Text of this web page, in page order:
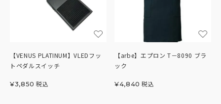
【VENUS PLATINUM】VLEDフッ
トペダルスイッチ
¥3,850 税込
【arbe】エプロン T－8090 ブラ
ック
¥4,840 税込